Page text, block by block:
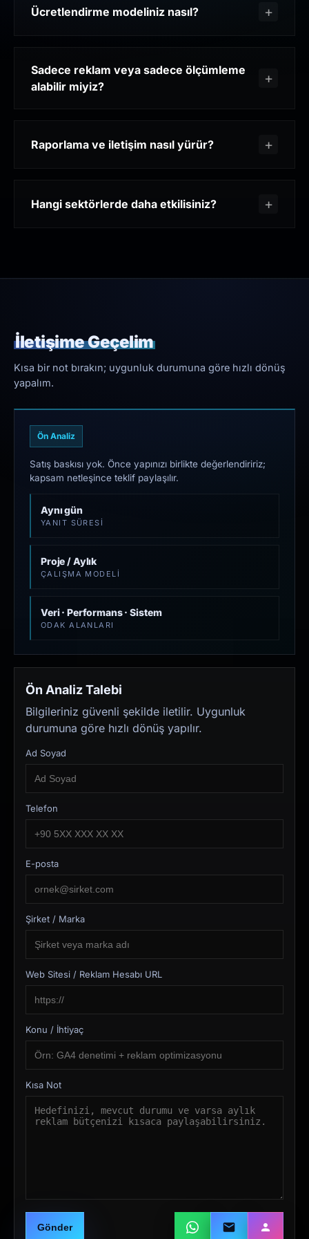
Ücretlendirme modeliniz nasıl?
Sadece reklam veya sadece ölçümleme
alabilir miyiz?
Raporlama ve iletişim nasıl yürür?
Hangi sektörlerde daha etkilisiniz?
İletişime Geçelim
Kısa bir not bırakın; uygunluk durumuna göre hızlı dönüş
yapalım.
Ön Analiz
Satış baskısı yok. Önce yapınızı birlikte değerlendiririz;
kapsam netleşince teklif paylaşılır.
Aynı gün
YANIT SÜRESI
Proje / Aylık
ÇALIŞMA MODELI
Veri · Performans · Sistem
ODAK ALANLARI
Ön Analiz Talebi
Bilgileriniz güvenli şekilde iletilir. Uygunluk
durumuna göre hızlı dönüş yapılır.
Ad Soyad
Telefon
E-posta
Şirket / Marka
Web Sitesi / Reklam Hesabı URL
Konu / İhtiyaç
Kısa Not
Gönder